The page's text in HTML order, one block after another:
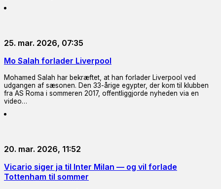
25. mar. 2026, 07:35
Mo Salah forlader Liverpool
Mohamed Salah har bekræftet, at han forlader Liverpool ved
udgangen af sæsonen. Den 33-årige egypter, der kom til klubben
fra AS Roma i sommeren 2017, offentliggjorde nyheden via en
video…
20. mar. 2026, 11:52
Vicario siger ja til Inter Milan — og vil forlade
Tottenham til sommer